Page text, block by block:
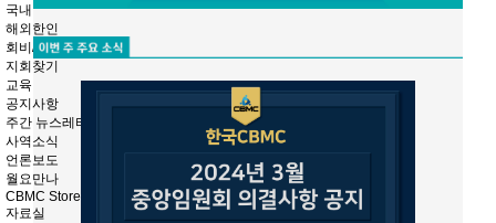
국내
해외한인
회비/입회안내
지회찾기
교육
공지사항
주간 뉴스레터
사역소식
언론보도
월요만나
CBMC Store
자료실